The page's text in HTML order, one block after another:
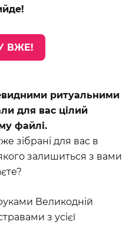
ВЖЕ!
ритуальними
для вас цілий
файлі.
зібрані для вас в
залишиться з вами
Великодній
з усієї